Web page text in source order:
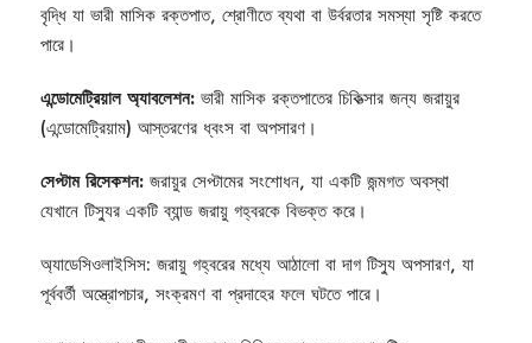
বৃদ্ধি যা ভারী মাসিক রক্তপাত, শ্রোণীতে ব্যথা বা উর্বরতার সমস্যা সৃষ্টি করতে
পারে।
এন্ডোমেট্রিয়াল অ্যাবলেশন: ভারী মাসিক রক্তপাতের চিকিত্সার জন্য জরায়ুর
(এন্ডোমেট্রিয়াম) আস্তরণের ধ্বংস বা অপসারণ।
সেপ্টাম রিসেকশন: জরায়ুর সেপ্টামের সংশোধন, যা একটি জন্মগত অবস্থা
যেখানে টিস্যুর একটি ব্যান্ড জরায়ু গহ্বরকে বিভক্ত করে।
অ্যাডেসিওলাইসিস: জরায়ু গহ্বরের মধ্যে আঠালো বা দাগ টিস্যু অপসারণ, যা
পূর্ববর্তী অস্ত্রোপচার, সংক্রমণ বা প্রদাহের ফলে ঘটতে পারে।